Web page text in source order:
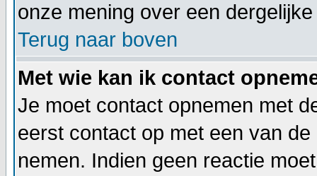
onze mening over een
Terug naar boven
Met wie kan ik contact
Je moet contact opnemen met
eerst contact op met een van
nemen. Indien geen reactie